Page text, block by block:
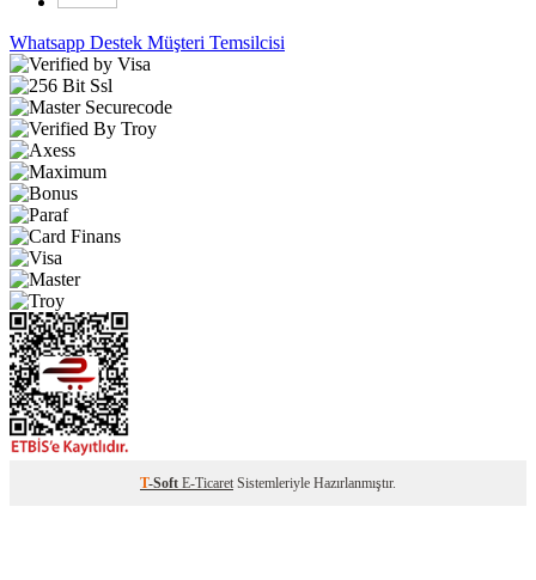
Whatsapp Destek Müşteri Temsilcisi
T-Soft E-Ticaret Sistemleriyle Hazırlanmıştır.